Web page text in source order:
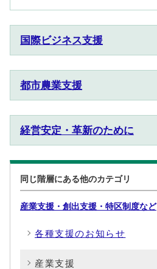
国際ビジネス支援
都市農業支援
経営安定・革新のために
同じ階層にある他のカテゴリ
産業支援・創出支援・特区制度など
各種支援のお知らせ
産業支援